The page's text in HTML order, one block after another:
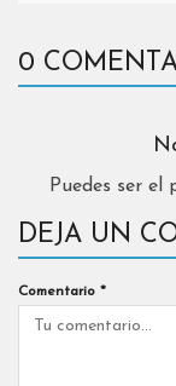
0
Puedes ser el
DEJA UN
Comentario *